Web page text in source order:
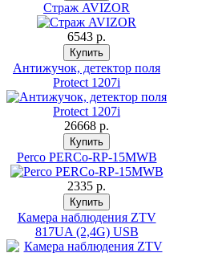
Страж AVIZOR
6543 p.
Антижучок, детектор поля
Prоtect 1207i
26668 p.
Perco PERCo-RP-15MWB
2335 p.
Камера наблюдения ZTV
817UA (2,4G) USB